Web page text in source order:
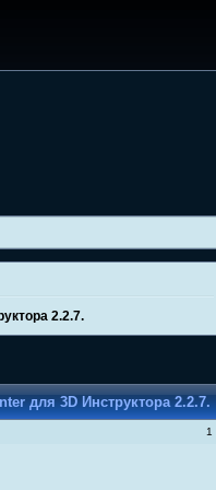
2.2.7.
для 3D Инструктора 2.2.7.
1